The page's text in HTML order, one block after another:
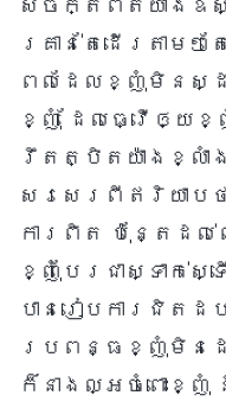
គ្រាន់តែដើរតាមៗ
ពេលដែលខ្ញុំមិនស្ដ
ខ្ញុំ ដែលធ្វើឲ្យខ្
រឹតត្បិតយ៉ាងខ្ល
សរសេរពីឥរិយា
ការពិត ប៉ុន្តែដល់
ខ្ញុំបែរជាស្ទាក់ស្
បានរៀបការជិតដប់
ប្រពន្ធខ្ញុំមិនដ
ក៏នាងល្អចំពោះខ្